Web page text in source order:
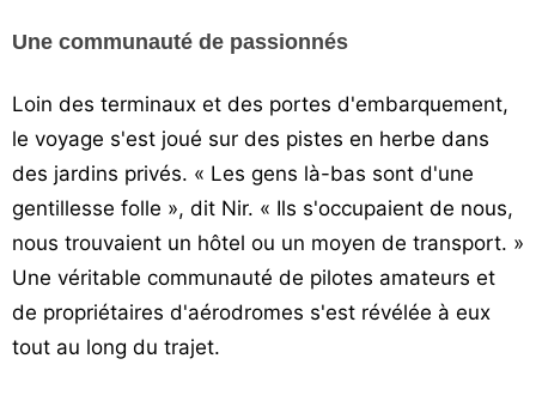
Une communauté de passionnés
Loin des terminaux et des portes d'embarquement,
le voyage s'est joué sur des pistes en herbe dans
des jardins privés. « Les gens là-bas sont d'une
gentillesse folle », dit Nir. « Ils s'occupaient de nous,
nous trouvaient un hôtel ou un moyen de transport. »
Une véritable communauté de pilotes amateurs et
de propriétaires d'aérodromes s'est révélée à eux
tout au long du trajet.